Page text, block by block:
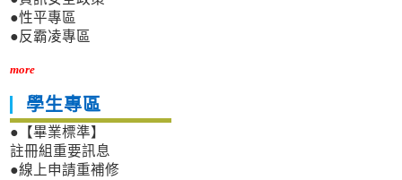
●性平專區
●反霸凌專區
more
學生專區
●【畢業標準】
註冊組重要訊息
●線上申請重補修